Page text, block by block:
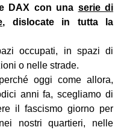
DAX con una serie di
, dislocate in tutta la
occupati, in spazi di
o nelle strade.
oggi come allora,
anni fa, scegliamo di
il fascismo giorno per
nostri quartieri, nelle